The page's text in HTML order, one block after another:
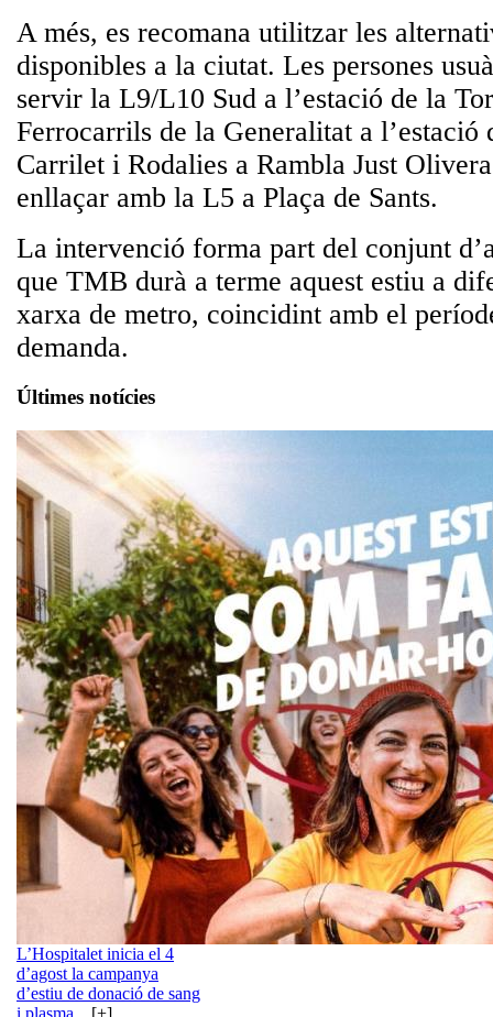
A més, es recomana utilitzar les
disponibles a la ciutat. Les persones
servir la L9/L10 Sud a l’estació de la
Ferrocarrils de la Generalitat a l’estació
Carrilet i Rodalies a Rambla Just
enllaçar amb la L5 a Plaça de Sants.
La intervenció forma part del conjunt
que TMB durà a terme aquest estiu a
xarxa de metro, coincidint amb el
demanda.
Últimes notícies
L’Hospitalet inicia el 4
d’agost la campanya
d’estiu de donació de sang
i plasma ... [+]